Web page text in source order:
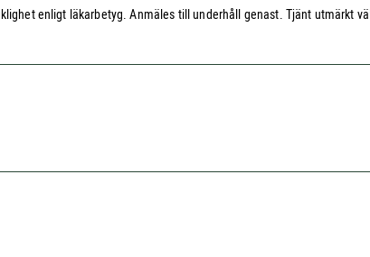
enligt läkarbetyg. Anmäles till underhåll genast. Tjänt utmärkt väl.